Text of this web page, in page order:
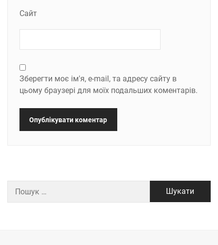
Сайт
Зберегти моє ім'я, e-mail, та адресу сайту в
цьому браузері для моїх подальших коментарів.